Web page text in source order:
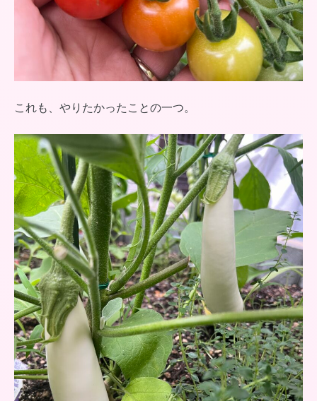
これも、やりたかったことの一つ。